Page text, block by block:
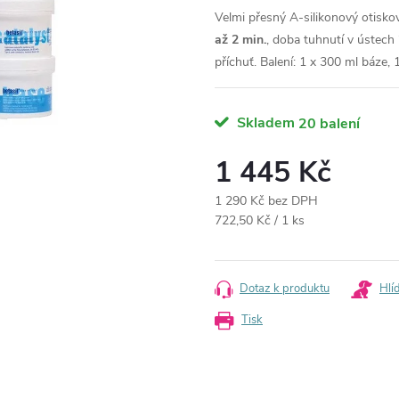
Velmi přesný A-silikonový
až 2 min., doba tuhnutí v ústech
příchuť. Balení: 1 x 300 ml báze,
Skladem 20 balení
1 445 Kč
1 290 Kč bez DPH
Měrná
722,50 Kč / 1 ks
Tisk
Dotaz k produktu